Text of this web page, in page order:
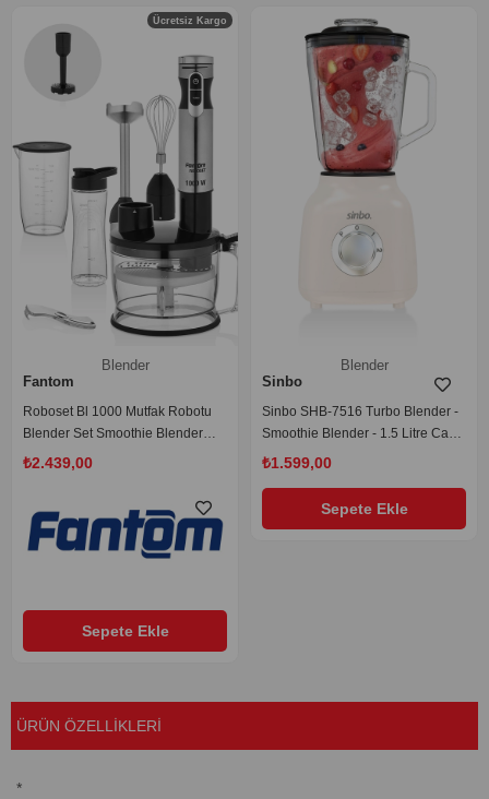
Blender
Fantom
Roboset Bl 1000 Mutfak Robotu
Blender Set Smoothie Blender
Patates Püre Aparatı
₺2.439,00
Sepete Ekle
Ücretsiz Kargo
Blender
Sinbo
Sinbo SHB-7516 Turbo Blender -
Smoothie Blender - 1.5 Litre Cam
Hazne-Krem
₺1.599,00
Sepete Ekle
ÜRÜN ÖZELLIKLERI
*